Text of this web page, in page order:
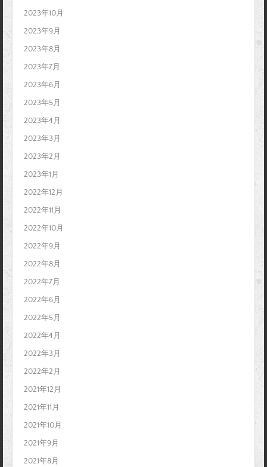
2023年10月
2023年9月
2023年8月
2023年7月
2023年6月
2023年5月
2023年4月
2023年3月
2023年2月
2023年1月
2022年12月
2022年11月
2022年10月
2022年9月
2022年8月
2022年7月
2022年6月
2022年5月
2022年4月
2022年3月
2022年2月
2021年12月
2021年11月
2021年10月
2021年9月
2021年8月